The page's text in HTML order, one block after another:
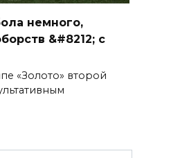
немного,
&#8212; с
«Золото» второй